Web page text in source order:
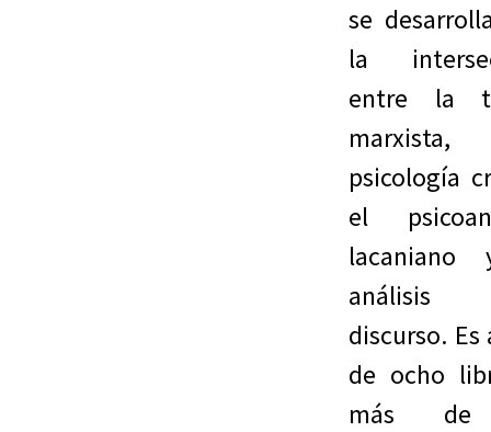
se
la
entre la
psicología
el
discurso.
de ocho
más